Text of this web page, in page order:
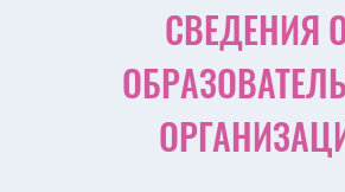
СВЕДЕНИЯ